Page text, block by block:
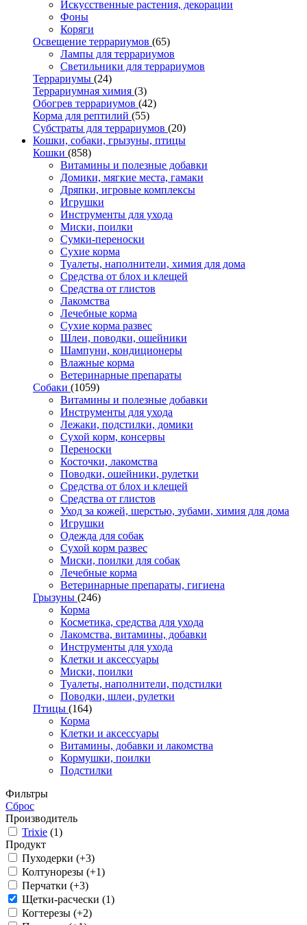
Искусственные растения, декорации
Фоны
Коряги
Освещение террариумов (65)
Лампы для террариумов
Светильники для террариумов
Террариумы (24)
Террариумная химия (3)
Обогрев террариумов (42)
Корма для рептилий (55)
Субстраты для террариумов (20)
Кошки, собаки, грызуны, птицы
Кошки (858)
Витамины и полезные добавки
Домики, мягкие места, гамаки
Дряпки, игровые комплексы
Игрушки
Инструменты для ухода
Миски, поилки
Сумки-переноски
Сухие корма
Туалеты, наполнители, химия для дома
Средства от блох и клещей
Средства от глистов
Лакомства
Лечебные корма
Сухие корма развес
Шлеи, поводки, ошейники
Шампуни, кондиционеры
Влажные корма
Ветеринарные препараты
Собаки (1059)
Витамины и полезные добавки
Инструменты для ухода
Лежаки, подстилки, домики
Сухой корм, консервы
Переноски
Косточки, лакомства
Поводки, ошейники, рулетки
Средства от блох и клещей
Средства от глистов
Уход за кожей, шерстью, зубами, химия для дома
Игрушки
Одежда для собак
Сухой корм развес
Миски, поилки для собак
Лечебные корма
Ветеринарные препараты, гигиена
Грызуны (246)
Корма
Косметика, средства для ухода
Лакомства, витамины, добавки
Инструменты для ухода
Клетки и аксессуары
Миски, поилки
Туалеты, наполнители, подстилки
Поводки, шлеи, рулетки
Птицы (164)
Корма
Клетки и аксессуары
Витамины, добавки и лакомства
Кормушки, поилки
Подстилки
Фильтры
Сброс
Производитель
Trixie (1)
Продукт
Пуходерки (+3)
Колтунорезы (+1)
Перчатки (+3)
Щетки-расчески (1)
Когтерезы (+2)